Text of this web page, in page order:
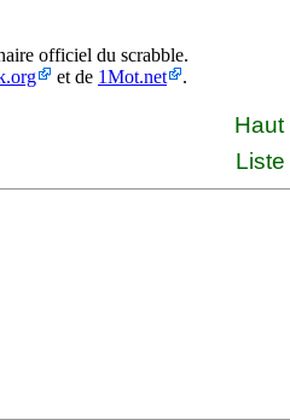
officiel du scrabble.
et de 1Mot.net .
Haut